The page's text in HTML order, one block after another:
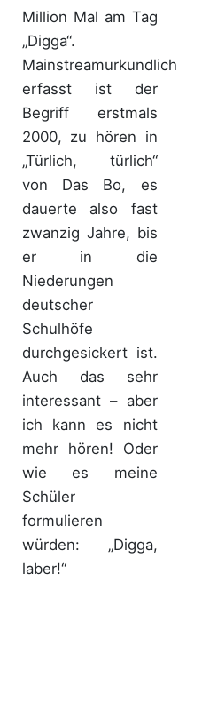
Million Mal am Tag
„Digga“.
Mainstreamurkundlich
erfasst ist der
Begriff erstmals
2000, zu hören in
„Türlich, türlich“
von Das Bo, es
dauerte also fast
zwanzig Jahre, bis
er in die
Niederungen
deutscher
Schulhöfe
durchgesickert ist.
Auch das sehr
interessant – aber
ich kann es nicht
mehr hören! Oder
wie es meine
Schüler
formulieren
würden: „Digga,
laber!“